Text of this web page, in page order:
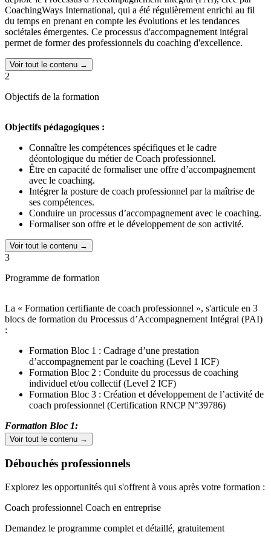
CoachingWays International, qui a été régulièrement enrichi au fil
du temps en prenant en compte les évolutions et les tendances
sociétales émergentes. Ce processus d'accompagnement intégral
permet de former des professionnels du coaching d'excellence.
Certifications délivrées :
National des Certifications Professionnelles (RNCP) N°39786
Toute personne souhaitant devenir Coach Professionnel Certifié et
s’installer pour accompagner les personnes dans leur développement
personnel et professionnel : Dirigeant – Manager – Formateur –
DRH - Responsable formation – Indépendant- Personnes en
reconversion
Voir tout le contenu →
2
Objectifs de la formation
Objectifs pédagogiques :
Connaître les compétences spécifiques et le cadre
déontologique du métier de Coach professionnel.
Être en capacité de formaliser une offre d’accompagnement
avec le coaching.
Intégrer la posture de coach professionnel par la maîtrise de
ses compétences.
Conduire un processus d’accompagnement avec le coaching.
Formaliser son offre et le développement de son activité.
Voir tout le contenu →
3
Programme de formation
La « Formation certifiante de coach professionnel », s'articule en 3
blocs de formation du Processus d’Accompagnement Intégral (PAI)
:
Formation Bloc 1 : Cadrage d’une prestation
d’accompagnement par le coaching (Level 1 ICF)
Formation Bloc 2 : Conduite du processus de coaching
individuel et/ou collectif (Level 2 ICF)
Formation Bloc 3 : Création et développement de l’activité de
coach professionnel (Certification RNCP N°39786)
Formation Bloc 1:
Module 1 : Poser les fondations (3 jours)
Poser les fondations de la relation coach/client et déployer
stratégie de questionnement puissant.
Module 2 : Ouvrir les consciences et révéler les réalités (3 jours)
Percevoir les signaux furtifs de la communication par l’écoute
Voir tout le contenu →
Débouchés professionnels
Explorez les opportunités qui s'offrent à vous après votre formation :
Coach professionnel Coach en entreprise
Demandez le programme complet et détaillé, gratuitement